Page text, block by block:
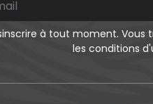
à tout moment.
les conditions